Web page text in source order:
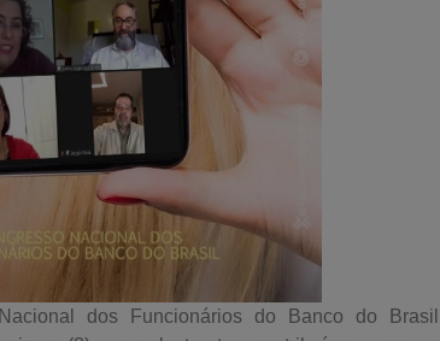
dos Funcionários do Banco do Brasil